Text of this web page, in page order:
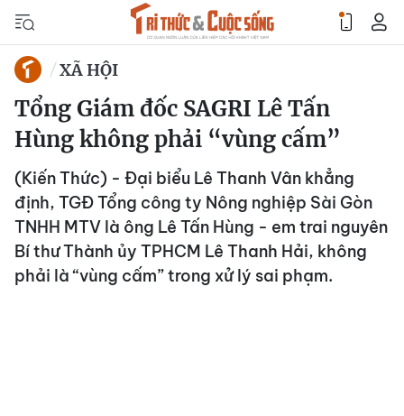
XÃ HỘI
Tổng Giám đốc SAGRI Lê Tấn
Hùng không phải “vùng cấm”
(Kiến Thức) - Đại biểu Lê Thanh Vân khẳng
định, TGĐ Tổng công ty Nông nghiệp Sài Gòn
TNHH MTV là ông Lê Tấn Hùng - em trai nguyên
Bí thư Thành ủy TPHCM Lê Thanh Hải, không
phải là “vùng cấm” trong xử lý sai phạm.